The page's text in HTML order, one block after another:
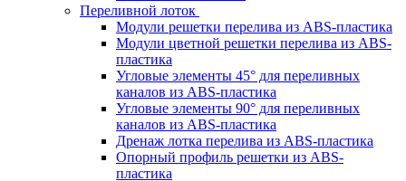
Переливной лоток
Модули решетки перелива из ABS-пластика
Модули цветной решетки перелива из ABS-
пластика
Угловые элементы 45° для переливных
каналов из ABS-пластика
Угловые элементы 90° для переливных
каналов из ABS-пластика
Дренаж лотка перелива из ABS-пластика
Опорный профиль решетки из ABS-
пластика